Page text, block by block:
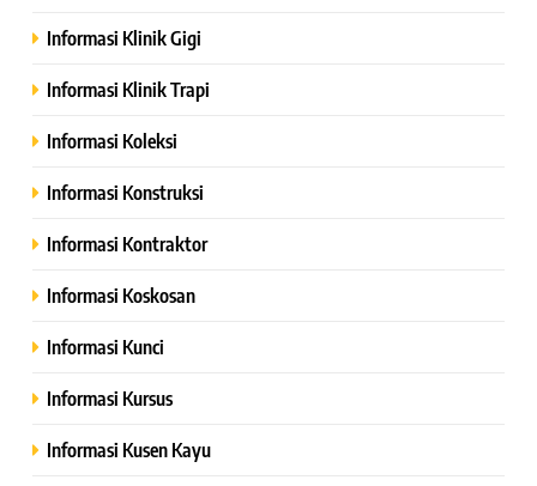
Informasi Klinik Gigi
Informasi Klinik Trapi
Informasi Koleksi
Informasi Konstruksi
Informasi Kontraktor
Informasi Koskosan
Informasi Kunci
Informasi Kursus
Informasi Kusen Kayu